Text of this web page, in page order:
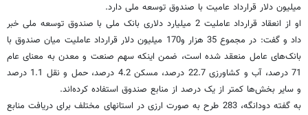
میلیون دلار قرارداد عامیت با صندوق توسعه ملی دارد.
او از انعقاد قرارداد عاملیت 2 میلیارد دلاری بانک ملی با صندوق توسعه ملی خبر
داد و گفت: در مجموع 35 هزار و170 میلیون دلار قرارداد عاملیت میان صندوق با
بانک‌های عامل منعقد شده است، ضمن اینکه سهم صنعت و معدن به معنای عام
71 درصد، آب و کشاورزی 22.7 درصد، مسکن 4.2 درصد، حمل و نقل 1.1 درصد
و سایر بخش‌ها کمتر از یک درصد از منابع صندوق استفاده کرده‌اند.
به گفته دودانگه، 283 طرح به صورت ارزی در استانهای مختلف برای دریافت منابع